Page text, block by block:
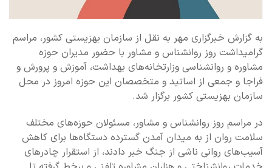
به گزارش خبرگزاری مهر به نقل از سازمان بهزیستی کشور، مراسم
گرامیداشت روز روانشناس و مشاور با حضور مدیران حوزه
مشاوره و روانشناسی وزارتخانه‌های بهداشت، آموزش و پرورش و
فراجا و جمعی از اساتید و متخصصان این حوزه امروز در محل
سازمان بهزیستی کشور برگزار شد.
در مراسم روز روانشناس و مشاور، مسئولان حوزه‌های مختلف
سلامت روان از به میدان آمدن گسترده دستگاه‌ها برای کاهش
آسیب‌های روانی ناشی از جنگ خبر دادند، از استقرار چادرهای